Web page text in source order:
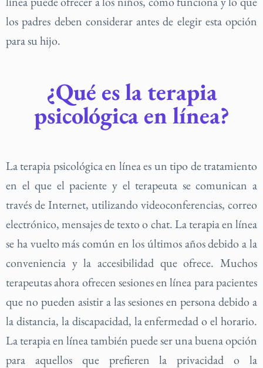
los padres deben considerar antes de elegir esta opción
para su hijo.
¿Qué es la terapia
psicológica en línea?
La terapia psicológica en línea es un tipo de tratamiento
en el que el paciente y el terapeuta se comunican a
través de Internet, utilizando videoconferencias, correo
electrónico, mensajes de texto o chat. La terapia en línea
se ha vuelto más común en los últimos años debido a la
conveniencia y la accesibilidad que ofrece. Muchos
terapeutas ahora ofrecen sesiones en línea para pacientes
que no pueden asistir a las sesiones en persona debido a
la distancia, la discapacidad, la enfermedad o el horario.
La terapia en línea también puede ser una buena opción
para aquellos que prefieren la privacidad o la